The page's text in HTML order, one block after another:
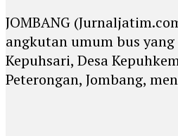
JOMBANG
angkutan umum bus
Kepuhsari, Desa
Peterongan, Jombang,